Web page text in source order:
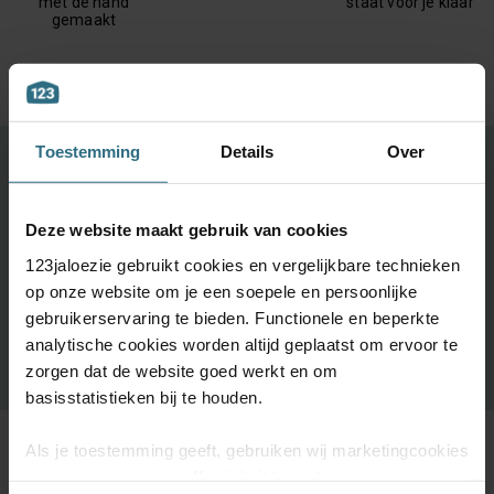
Toestemming Details Over
Deze website maakt gebruik van cookies
123jaloezie gebruikt cookies en vergelijkbare technieken
op onze website om je een soepele en persoonlijke
gebruikerservaring te bieden. Functionele en beperkte
analytische cookies worden altijd geplaatst om ervoor te
zorgen dat de website goed werkt en om
basisstatistieken bij te houden.
Als je toestemming geeft, gebruiken wij marketingcookies
gemaakt
Ontdek je favoriete product!
Vandaag vóór 12:00 besteld is morgen in huis
BESTEL GRATIS MONSTERS